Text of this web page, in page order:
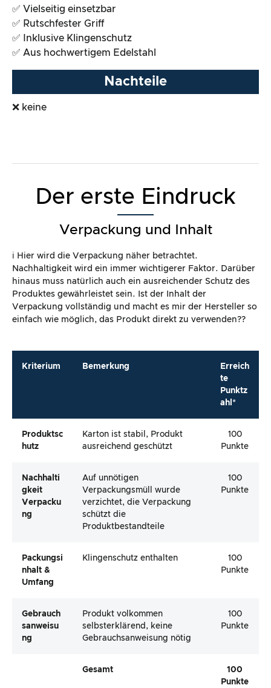
✅ Vielseitig einsetzbar
✅ Rutschfester Griff
✅ Inklusive Klingenschutz
✅ Aus hochwertigem Edelstahl
Nachteile
❌ keine
Der erste Eindruck
Verpackung und Inhalt
ℹ️ Hier wird die Verpackung näher betrachtet.
Nachhaltigkeit wird ein immer wichtigerer Faktor. Darüber
hinaus muss natürlich auch ein ausreichender Schutz des
Produktes gewährleistet sein. Ist der Inhalt der
Verpackung vollständig und macht es mir der Hersteller so
einfach wie möglich, das Produkt direkt zu verwenden??
Kriterium Bemerkung
Erreich
te
Punktz
ahl*
Produktsc
Hutz
Karton ist stabil, Produkt
ausreichend geschützt
100
Punkte
Nachhalti
Gkeit
Verpacku
Ng
Auf unnötigen
Verpackungsmüll wurde
verzichtet, die Verpackung
schützt die
Produktbestandteile
100
Punkte
Packungsi
Nhalt &
Umfang
Klingenschutz enthalten
100
Punkte
Gebrauch
Sanweisu
Ng
Produkt volkommen
selbsterklärend, keine
Gebrauchsanweisung nötig
100
Punkte
Gesamt
100
Punkte